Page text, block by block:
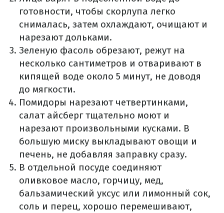
готовности, чтобы скорлупа легко
снималась, затем охлаждают, очищают и
нарезают дольками.
Зеленую фасоль обрезают, режут на
несколько сантиметров и отваривают в
кипящей воде около 5 минут, не доводя
до мягкости.
Помидоры нарезают четвертинками,
салат айсберг тщательно моют и
нарезают произвольными кусками. В
большую миску выкладывают овощи и
печень, не добавляя заправку сразу.
В отдельной посуде соединяют
оливковое масло, горчицу, мед,
бальзамический уксус или лимонный сок,
соль и перец, хорошо перемешивают,